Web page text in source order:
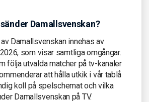
Damallsvenskan?
Damallsvenskan innehas av
som visar samtliga omgångar.
följa utvalda matcher på tv-kanaler
att hålla utkik i vår tablå
koll på spelschemat och vilka
Damallsvenskan på TV.